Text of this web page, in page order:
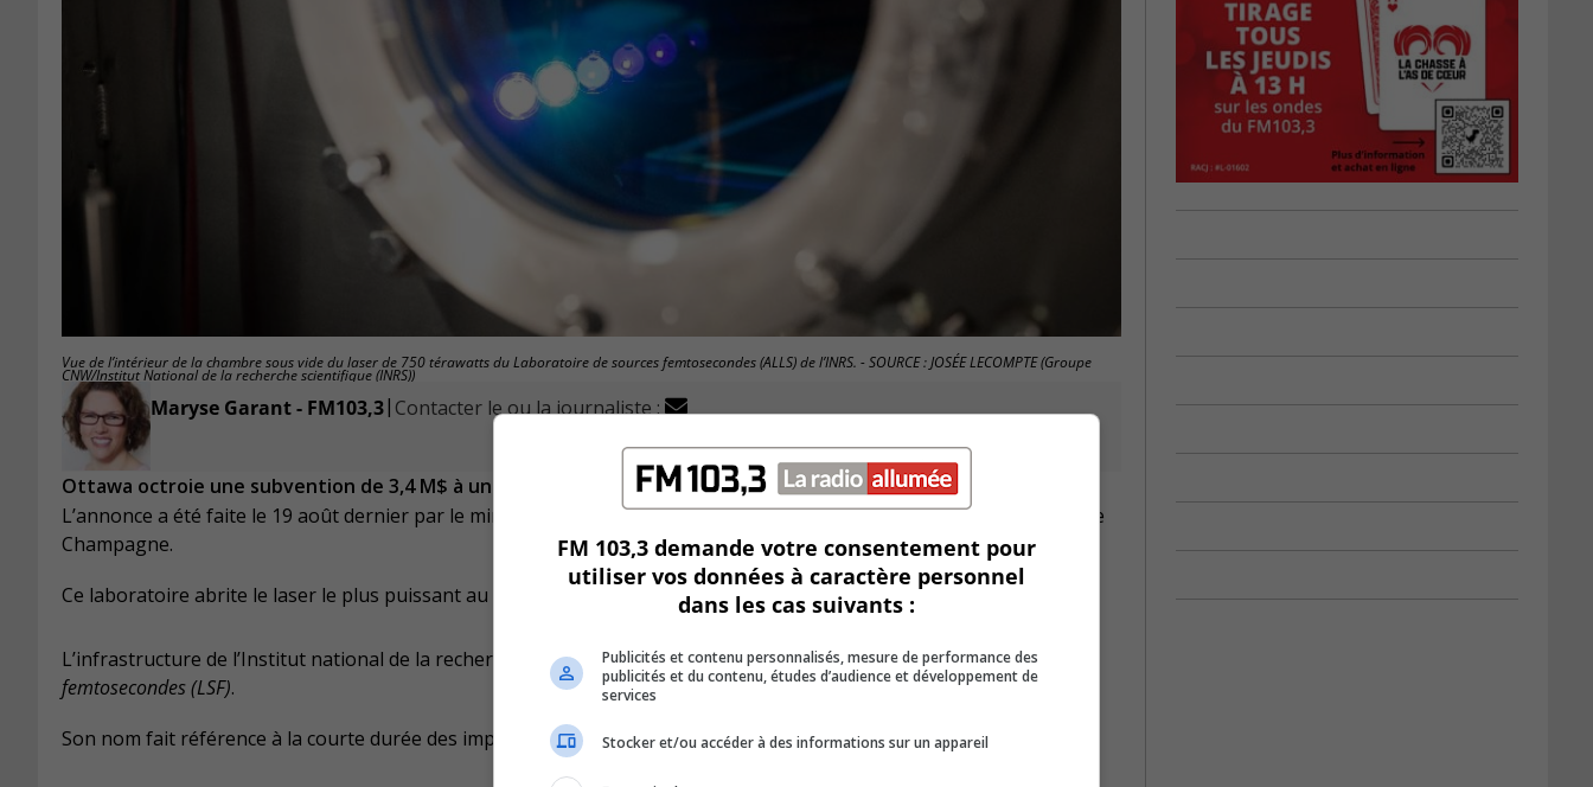
Vue de l’intérieur de la chambre sous vide du laser de 750 térawatts du Laboratoire de sources femtosecondes (ALLS) de l’INRS. - SOURCE : JOSÉE LECOMPTE (Groupe
CNW/Institut National de la recherche scientifique (INRS))
Maryse Garant - FM103,3| Contacter le ou la journaliste :
Ottawa octroie une subvention de 3,4 M$ à un laboratoire scientifique situé à Varennes.
L’annonce a été faite le 19 août dernier par le ministre de l’Innovation, des Sciences et de l’Industrie, François-Philippe
Champagne.
Ce laboratoire abrite le laser le plus puissant au Canada.
L’infrastructure de l’Institut national de la recherche scientifique (INRS) a été baptiséeLaboratoire de sources
femtosecondes (LSF).
Son nom fait référence à la courte durée des impulsions des lasers qu’il abrite.
FM 103,3 demande votre consentement pour
utiliser vos données à caractère personnel
dans les cas suivants :
Publicités et contenu personnalisés, mesure de performance des
publicités et du contenu, études d’audience et développement de
services
Stocker et/ou accéder à des informations sur un appareil